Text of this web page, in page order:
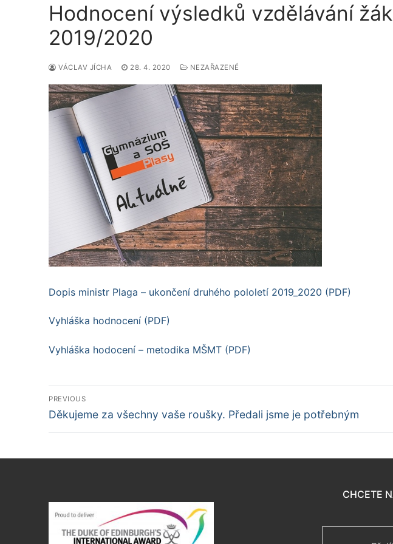
Hodnocení výsledků vzdělávání
2019/2020
VÁCLAV JÍCHA 28. 4. 2020 NEZAŘAZENÉ
Dopis ministr Plaga – ukončení druhého pololetí 2019_2020 (PDF)
Vyhláška hodnocení (PDF)
Vyhláška hodocení – metodika MŠMT (PDF)
Navigace
pro
PREVIOUS
Předchozí
Děkujeme za všechny vaše roušky. Předali jsme je potřebným
CHCETE